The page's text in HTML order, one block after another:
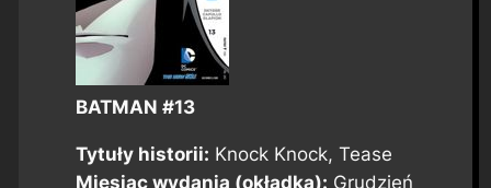
BATMAN #13
Tytuły historii: Knock Knock, Tease
Miesiąc wydania (okładka): Grudzień